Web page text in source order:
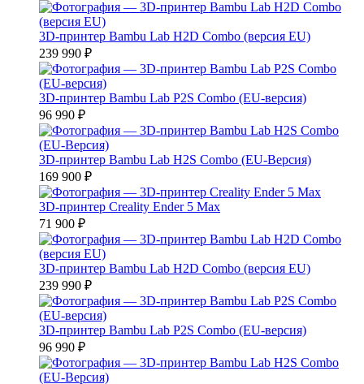
3D-принтер Bambu Lab H2D Combo (версия EU)
239 990 ₽
3D-принтер Bambu Lab P2S Combo (EU-версия)
96 990 ₽
3D-принтер Bambu Lab H2S Combo (EU-Версия)
169 900 ₽
3D-принтер Creality Ender 5 Max
71 900 ₽
3D-принтер Bambu Lab H2D Combo (версия EU)
239 990 ₽
3D-принтер Bambu Lab P2S Combo (EU-версия)
96 990 ₽